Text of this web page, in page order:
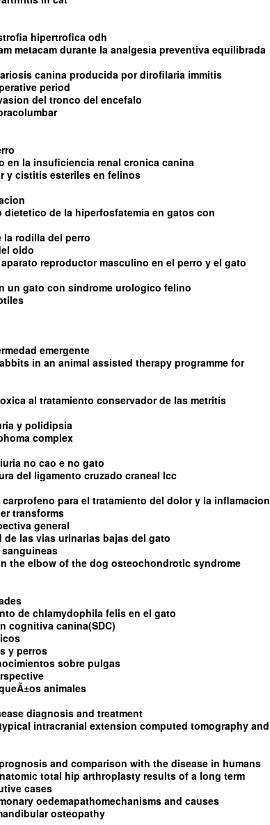
hipertrofica odh
metacam durante la analgesia preventiva equilibrada
canina producida por dirofilaria immitis
period
del tronco del encefalo
en la insuficiencia renal cronica canina
y cistitis esteriles en felinos
de la hiperfosfatemia en gatos con
rodilla del perro
oido
reproductor masculino en el perro y el gato
un gato con sindrome urologico felino
emergente
in an animal assisted therapy programme for
al tratamiento conservador de las metritis
y polidipsia
complex
no cao e no gato
del ligamento cruzado craneal lcc
para el tratamiento del dolor y la inflamacion
transforms
general
las vias urinarias bajas del gato
the elbow of the dog osteochondrotic syndrome
de chlamydophila felis en el gato
cognitiva canina(SDC)
y perros
sobre pulgas
animales
diagnosis and treatment
intracranial extension computed tomography and
and comparison with the disease in humans
total hip arthroplasty results of a long term
cases
oedemapathomechanisms and causes
osteopathy